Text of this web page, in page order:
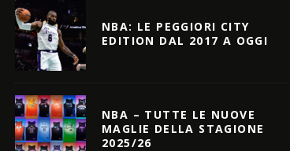
NBA: LE PEGGIORI CITY
EDITION DAL 2017 A OGGI
NBA – TUTTE LE NUOVE
MAGLIE DELLA STAGIONE
2025/26